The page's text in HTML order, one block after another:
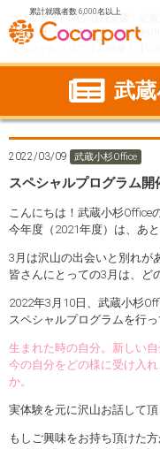
累計就職者数 6,000名以上
ココルポート(就労移行支援・定
神奈川県
川崎市 武蔵小杉
スペシャルプログラム開催！【
武
2022/03/09 武蔵小杉Office
スペシャルプログラム
こんにちは！武蔵小杉Office
今年度（2021年度）は、あ
3月は沢山の出会いと別れが
皆さんにとっての3月は、ど
2022年3月10日、武蔵小杉
スペシャルプログラムを行っ
生まれた時の自分。新しい自
今の自分をどの様に受け入
か。
実体験を元に沢山お話して頂
もしご興味をお持ち頂けた